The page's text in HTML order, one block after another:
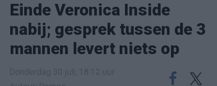
Einde Veronica Inside
nabij; gesprek tussen de 3
mannen levert niets op